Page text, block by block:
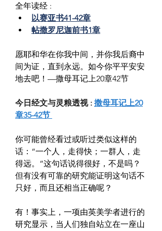
全年读经 :
以赛亚书41-42章
帖撒罗尼迦前书1章
愿耶和华在你我中间，并你我后裔中
间为证，直到永远。如今你平平安安
地去吧！—撒母耳记上20章42节
今日经文与灵粮透视 : 撒母耳记上20
章35-42节
你可能曾经看过或听过类似这样的
话：“一个人，走得快；一群人，走
得远。”这句话说得很好，不是吗？
但有没有可靠的研究能证明这句话不
只好，而且还相当正确呢？
有！事实上，一项由英美学者进行的
研究显示，当人们独自站立在一座山